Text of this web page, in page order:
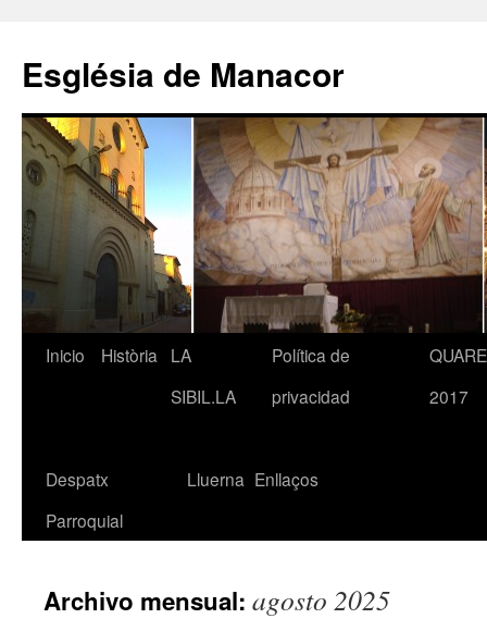
contenido
Església de Manacor
Inicio Història
LA
SIBIL.LA
Política de
privacidad
2017
Despatx
Parroquial
Lluerna Enllaços
Archivo mensual: agosto 2025